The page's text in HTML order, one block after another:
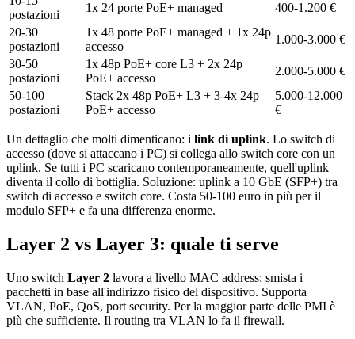
postazioni
1x 24 porte PoE+ managed
400-1.200 €
20-30
postazioni
1x 48 porte PoE+ managed + 1x 24p
accesso
1.000-3.000 €
30-50
postazioni
1x 48p PoE+ core L3 + 2x 24p
PoE+ accesso
2.000-5.000 €
50-100
postazioni
Stack 2x 48p PoE+ L3 + 3-4x 24p
PoE+ accesso
5.000-12.000
€
Un dettaglio che molti dimenticano: i link di uplink. Lo switch di
accesso (dove si attaccano i PC) si collega allo switch core con un
uplink. Se tutti i PC scaricano contemporaneamente, quell'uplink
diventa il collo di bottiglia. Soluzione: uplink a 10 GbE (SFP+) tra
switch di accesso e switch core. Costa 50-100 euro in più per il
modulo SFP+ e fa una differenza enorme.
Layer 2 vs Layer 3: quale ti serve
Uno switch Layer 2 lavora a livello MAC address: smista i
pacchetti in base all'indirizzo fisico del dispositivo. Supporta
VLAN, PoE, QoS, port security. Per la maggior parte delle PMI è
più che sufficiente. Il routing tra VLAN lo fa il firewall.